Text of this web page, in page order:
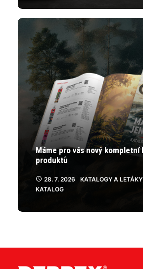
Máme pro vás nový kompletní
produktů
28. 7. 2026 KATALOGY A LETÁKY
KATALOG